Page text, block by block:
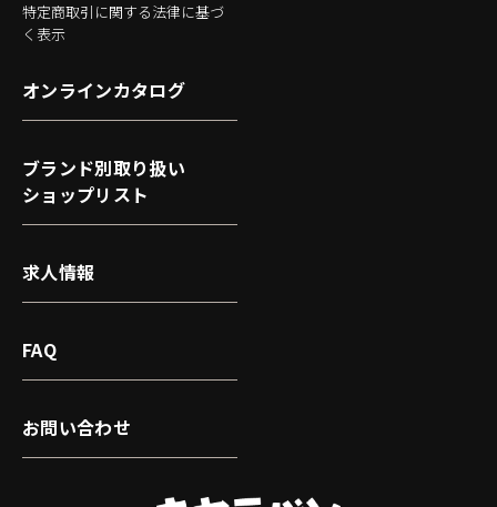
特定商取引に関する法律に基づ
く表示
オンラインカタログ
ブランド別取り扱い
ショップリスト
求人情報
FAQ
お問い合わせ